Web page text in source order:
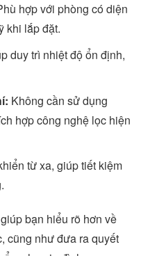
hợp với phòng có diện
khi lắp đặt.
duy trì nhiệt độ ổn định,
Không cần sử dụng
hợp công nghệ lọc hiện
từ xa, giúp tiết kiệm
bạn hiểu rõ hơn về
cũng như đưa ra quyết